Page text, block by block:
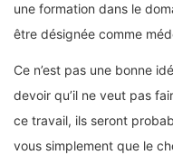
une formation dans le
être désignée comme
Ce n’est pas une bonne
devoir qu’il ne veut pas
ce travail, ils seront
vous simplement que le